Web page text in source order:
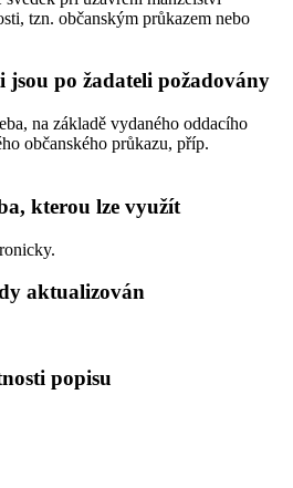
tzn. občanským průkazem nebo
jsou po žadateli požadovány
na základě vydaného oddacího
občanského průkazu, příp.
kterou lze využít
aktualizován
popisu